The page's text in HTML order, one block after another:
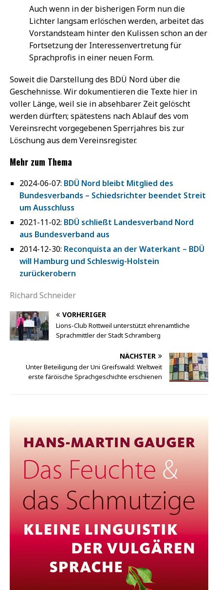
Auch wenn in der bisherigen Form nun die
Lichter langsam erlöschen werden, arbeitet das
Vorstandsteam hinter den Kulissen schon an der
Fortsetzung der Interessenvertretung für
Sprachprofis in einer neuen Form.
Soweit die Darstellung des BDÜ Nord über die
Geschehnisse. Wir dokumentieren die Texte hier in
voller Länge, weil sie in absehbarer Zeit gelöscht
werden dürften; spätestens nach Ablauf des vom
Vereinsrecht vorgegebenen Sperrjahres bis zur
Löschung aus dem Vereinsregister.
Mehr zum Thema
2024-06-07: BDÜ Nord bleibt Mitglied des
Bundesverbands – Schiedsrichter beendet Streit
um Ausschluss
2021-11-02: BDÜ schließt Landesverband Nord
aus Bundesverband aus
2014-12-30: Reconquista an der Waterkant – BDÜ
will Hamburg und Schleswig-Holstein
zurückerobern
Richard Schneider
VORHERIGER
Lions-Club Rottweil unterstützt ehrenamtliche
Sprachmittler der Stadt Schramberg
NÄCHSTER
Unter Beteiligung der Uni Greifswald: Weltweit
erste färöische Sprachgeschichte erschienen